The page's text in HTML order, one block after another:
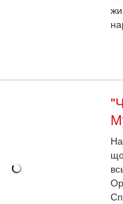
України, Український
музей Революції